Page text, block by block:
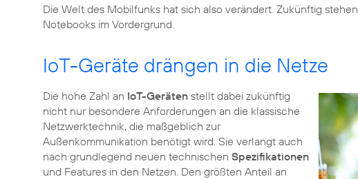
Die Welt des Mobilfunks hat sich also verändert. Zukünftig stehen
Notebooks im Vordergrund.
IoT-Geräte drängen in die Netze
Die hohe Zahl an IoT-Geräten stellt dabei zukünftig
nicht nur besondere Anforderungen an die klassische
Netzwerktechnik, die maßgeblich zur
Außenkommunikation benötigt wird. Sie verlangt auch
nach grundlegend neuen technischen Spezifikationen
und Features in den Netzen. Den größten Anteil an